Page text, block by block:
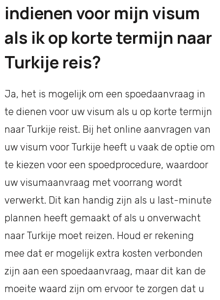
indienen voor mijn visum
als ik op korte termijn naar
Turkije reis?
Ja, het is mogelijk om een spoedaanvraag in
te dienen voor uw visum als u op korte termijn
naar Turkije reist. Bij het online aanvragen van
uw visum voor Turkije heeft u vaak de optie om
te kiezen voor een spoedprocedure, waardoor
uw visumaanvraag met voorrang wordt
verwerkt. Dit kan handig zijn als u last-minute
plannen heeft gemaakt of als u onverwacht
naar Turkije moet reizen. Houd er rekening
mee dat er mogelijk extra kosten verbonden
zijn aan een spoedaanvraag, maar dit kan de
moeite waard zijn om ervoor te zorgen dat u